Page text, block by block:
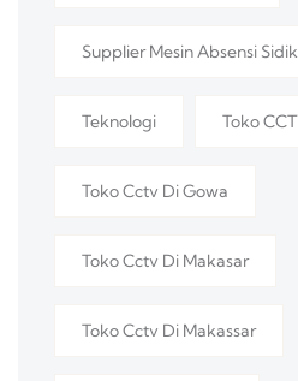
Supplier Mesin Absensi
Teknologi Toko
Toko Cctv Di Gowa
Toko Cctv Di Makasar
Toko Cctv Di Makassar